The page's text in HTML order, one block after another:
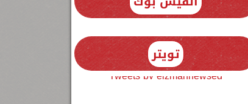
تويتر
Tweets by elzmannewseg